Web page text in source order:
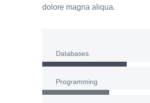
dolore magna aliqua.
Databases
Programming